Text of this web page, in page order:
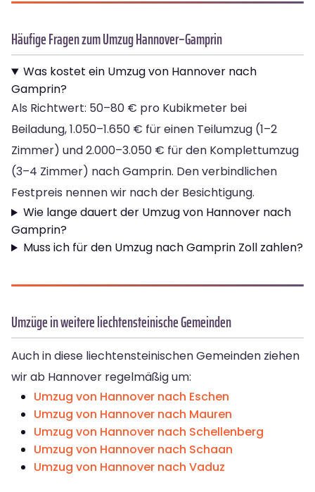
Häufige Fragen zum Umzug Hannover–Gamprin
Was kostet ein Umzug von Hannover nach
Gamprin?
Als Richtwert: 50–80 € pro Kubikmeter bei
Beiladung, 1.050–1.650 € für einen Teilumzug (1–2
Zimmer) und 2.000–3.050 € für den Komplettumzug
(3–4 Zimmer) nach Gamprin. Den verbindlichen
Festpreis nennen wir nach der Besichtigung.
Wie lange dauert der Umzug von Hannover nach
Gamprin?
Muss ich für den Umzug nach Gamprin Zoll zahlen?
Umzüge in weitere liechtensteinische Gemeinden
Auch in diese liechtensteinischen Gemeinden ziehen
wir ab Hannover regelmäßig um:
Umzug von Hannover nach Eschen
Umzug von Hannover nach Mauren
Umzug von Hannover nach Schellenberg
Umzug von Hannover nach Schaan
Umzug von Hannover nach Vaduz